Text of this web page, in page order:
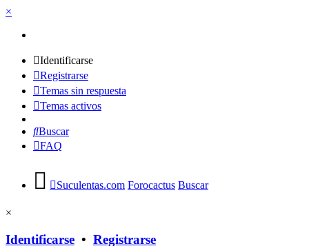
×
Identificarse
Registrarse
Temas sin respuesta
Temas activos
Buscar
FAQ
Suculentas.com Forocactus Buscar
×
Identificarse • Registrarse